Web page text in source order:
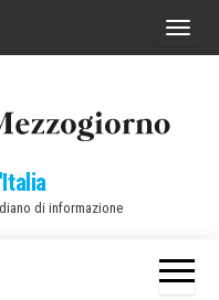
C
a
di informazione